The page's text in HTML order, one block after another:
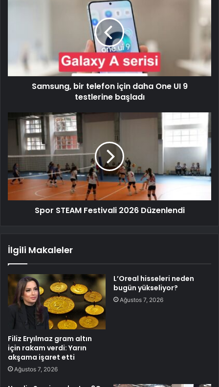
Samsung, bir telefon için daha One UI 9
testlerine başladı
Spor STEAM Festivali 2026 Düzenlendi
İlgili Makaleler
Filiz Eryılmaz gram altın
için rakam verdi: Yarın
akşama işaret etti
Ağustos 7, 2026
L’Oreal hisseleri neden
bugün yükseliyor?
Ağustos 7, 2026